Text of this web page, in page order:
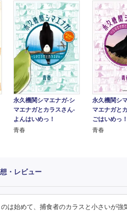
永久機関シマエナガ‐シ
マエナガとカラスさん‐
よんはいめっ！
青春
永久機関シ
マエナガと
ごはいめっ！
青春
・レビュー
は始めて、捕食者のカラスと小さいが強